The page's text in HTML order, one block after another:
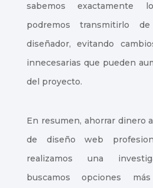
sabemos exactamente
podremos transmitirlo
diseñador, evitando
innecesarias que pueden
del proyecto.
En resumen, ahorrar dinero
de diseño web
realizamos una
buscamos opciones